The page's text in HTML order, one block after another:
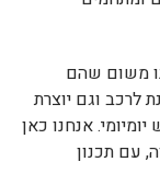
משום שהם
לרכב וגם יוצרת
אנחנו כאן
עם תכנון